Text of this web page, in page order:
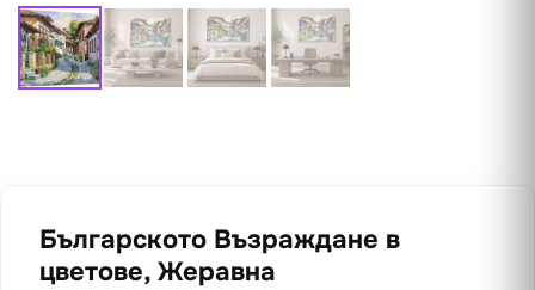
Българското Възраждане в
цветове, Жеравна